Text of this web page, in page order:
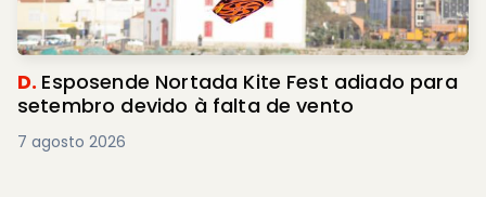
D. Esposende Nortada Kite Fest adiado para
setembro devido à falta de vento
7 agosto 2026